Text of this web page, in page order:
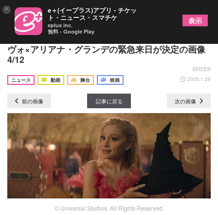
『ウィキッド ふたりの魔女』主演シンシア・エリ
ヴォ×アリアナ・グランデの緊急来日が決定の画像
4/12
SPICER
ニュース
動画 舞台 映画 2025.1.29
前の画像 記事に戻る 次の画像
© Universal Studios. All Rights Reserved.
× e＋(イープラス)アプリ - チケッ
ト・ニュース・スマチケ
eplus inc.
無料 - Google Play
表示